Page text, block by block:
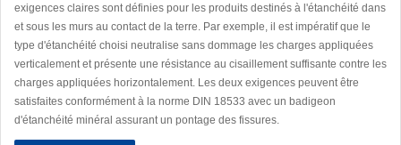
exigences claires sont définies pour les produits destinés à l'étanchéité dans
et sous les murs au contact de la terre. Par exemple, il est impératif que le
type d'étanchéité choisi neutralise sans dommage les charges appliquées
verticalement et présente une résistance au cisaillement suffisante contre les
charges appliquées horizontalement. Les deux exigences peuvent être
satisfaites conformément à la norme DIN 18533 avec un badigeon
d'étanchéité minéral assurant un pontage des fissures.